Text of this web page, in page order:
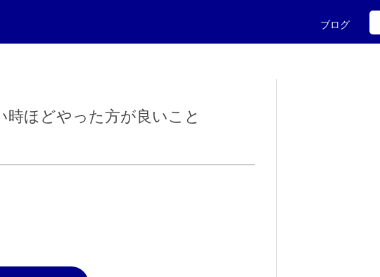
ブログ
ほどやった方が良いこと